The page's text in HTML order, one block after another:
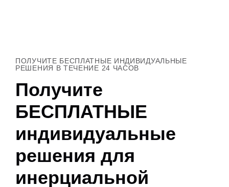
ПОЛУЧИТЕ БЕСПЛАТНЫЕ ИНДИВИДУАЛЬНЫЕ
РЕШЕНИЯ В ТЕЧЕНИЕ 24 ЧАСОВ
Получите
БЕСПЛАТНЫЕ
индивидуальные
решения для
инерциальной